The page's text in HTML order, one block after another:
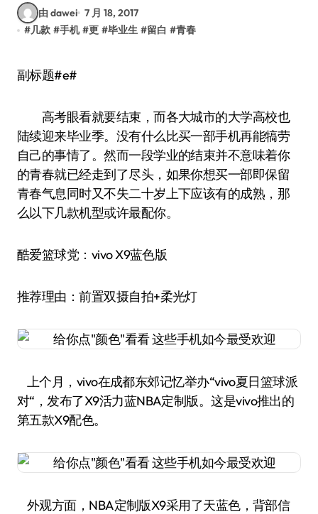
由 dawei 7 月 18, 2017
#几款 #手机 #更 #毕业生 #留白 #青春
副标题#e#
高考眼看就要结束，而各大城市的大学高校也
陆续迎来毕业季。没有什么比买一部手机再能犒劳
自己的事情了。然而一段学业的结束并不意味着你
的青春就已经走到了尽头，如果你想买一部即保留
青春气息同时又不失二十岁上下应该有的成熟，那
么以下几款机型或许最配你。
酷爱篮球党：vivo X9蓝色版
推荐理由：前置双摄自拍+柔光灯
上个月，vivo在成都东郊记忆举办“vivo夏日篮球派
对“，发布了X9活力蓝NBA定制版。这是vivo推出的
第五款X9配色。
外观方面，NBA定制版X9采用了天蓝色，背部信